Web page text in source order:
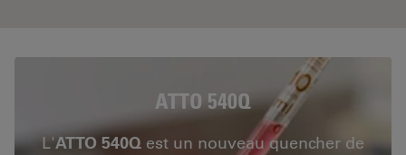
ATTO 540Q
L'ATTO 540Q est un nouveau quencher de